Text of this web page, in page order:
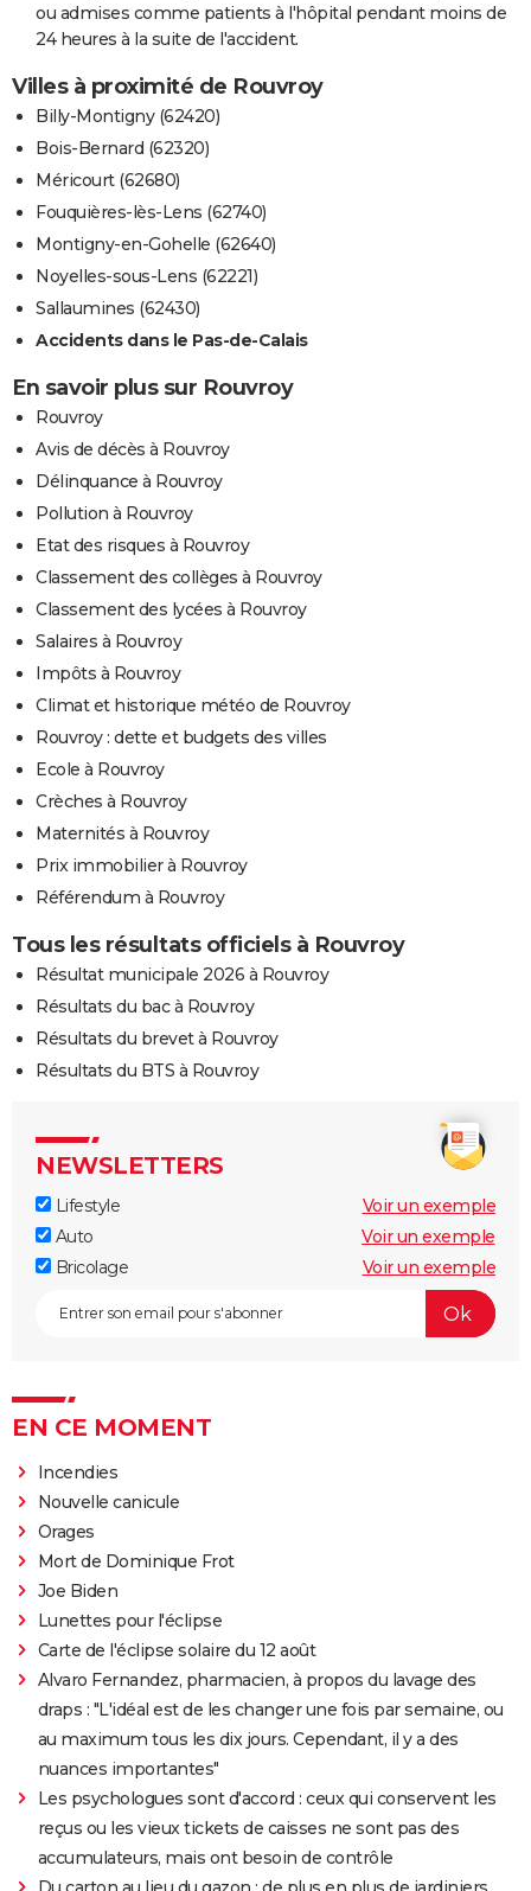
ou admises comme patients à l'hôpital pendant moins de
24 heures à la suite de l'accident.
Villes à proximité de Rouvroy
Billy-Montigny (62420)
Bois-Bernard (62320)
Méricourt (62680)
Fouquières-lès-Lens (62740)
Montigny-en-Gohelle (62640)
Noyelles-sous-Lens (62221)
Sallaumines (62430)
Accidents dans le Pas-de-Calais
En savoir plus sur Rouvroy
Rouvroy
Avis de décès à Rouvroy
Délinquance à Rouvroy
Pollution à Rouvroy
Etat des risques à Rouvroy
Classement des collèges à Rouvroy
Classement des lycées à Rouvroy
Salaires à Rouvroy
Impôts à Rouvroy
Climat et historique météo de Rouvroy
Rouvroy : dette et budgets des villes
Ecole à Rouvroy
Crèches à Rouvroy
Maternités à Rouvroy
Prix immobilier à Rouvroy
Référendum à Rouvroy
Tous les résultats officiels à Rouvroy
Résultat municipale 2026 à Rouvroy
Résultats du bac à Rouvroy
Résultats du brevet à Rouvroy
Résultats du BTS à Rouvroy
NEWSLETTERS
Lifestyle
Voir un exemple
Auto
Voir un exemple
Bricolage
Voir un exemple
EN CE MOMENT
Incendies
Nouvelle canicule
Orages
Mort de Dominique Frot
Joe Biden
Lunettes pour l'éclipse
Carte de l'éclipse solaire du 12 août
Alvaro Fernandez, pharmacien, à propos du lavage des
draps : "L'idéal est de les changer une fois par semaine, ou
au maximum tous les dix jours. Cependant, il y a des
nuances importantes"
Les psychologues sont d'accord : ceux qui conservent les
reçus ou les vieux tickets de caisses ne sont pas des
accumulateurs, mais ont besoin de contrôle